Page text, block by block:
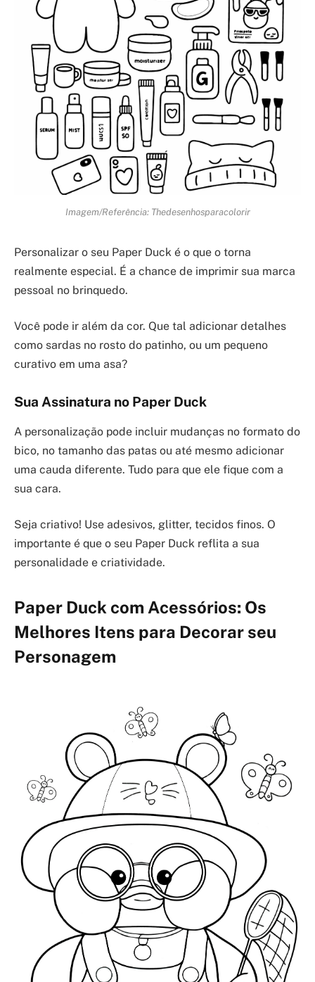
Imagem/Referência: Thedesenhosparacolorir
Personalizar o seu Paper Duck é o que o torna
realmente especial. É a chance de imprimir sua marca
pessoal no brinquedo.
Você pode ir além da cor. Que tal adicionar detalhes
como sardas no rosto do patinho, ou um pequeno
curativo em uma asa?
Sua Assinatura no Paper Duck
A personalização pode incluir mudanças no formato do
bico, no tamanho das patas ou até mesmo adicionar
uma cauda diferente. Tudo para que ele fique com a
sua cara.
Seja criativo! Use adesivos, glitter, tecidos finos. O
importante é que o seu Paper Duck reflita a sua
personalidade e criatividade.
Paper Duck com Acessórios: Os
Melhores Itens para Decorar seu
Personagem